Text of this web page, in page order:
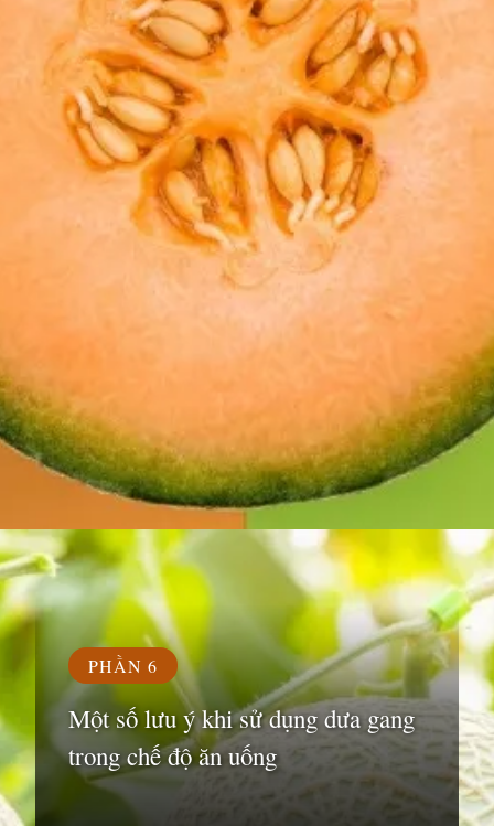
Đang mở
PHẦN 6
Một số lưu ý khi sử dụng dưa gang
trong chế độ ăn uống